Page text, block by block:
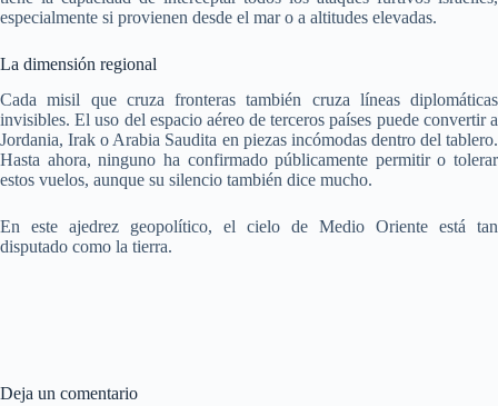
especialmente si provienen desde el mar o a altitudes elevadas.
La dimensión regional
Cada misil que cruza fronteras también cruza líneas diplomáticas
invisibles. El uso del espacio aéreo de terceros países puede convertir a
Jordania, Irak o Arabia Saudita en piezas incómodas dentro del tablero.
Hasta ahora, ninguno ha confirmado públicamente permitir o tolerar
estos vuelos, aunque su silencio también dice mucho.
En este ajedrez geopolítico, el cielo de Medio Oriente está tan
disputado como la tierra.
Deja un comentario